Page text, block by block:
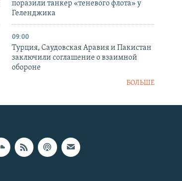
поразили танкер «теневого флота» у
Геленджика
09:00
Турция, Саудовская Аравия и Пакистан
заключили соглашение о взаимной
обороне
БОЛЬШЕ